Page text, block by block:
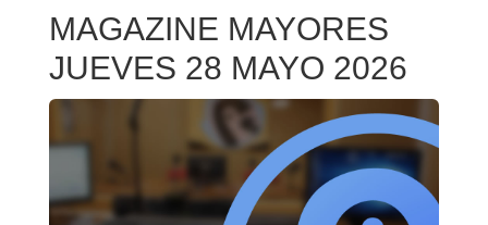
MAGAZINE MAYORES
JUEVES 28 MAYO 2026